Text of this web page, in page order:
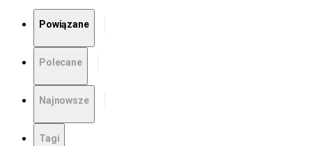
Powiązane
Polecane
Najnowsze
Tagi